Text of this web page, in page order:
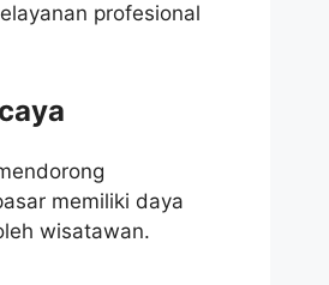
profesional
memiliki daya
wisatawan.